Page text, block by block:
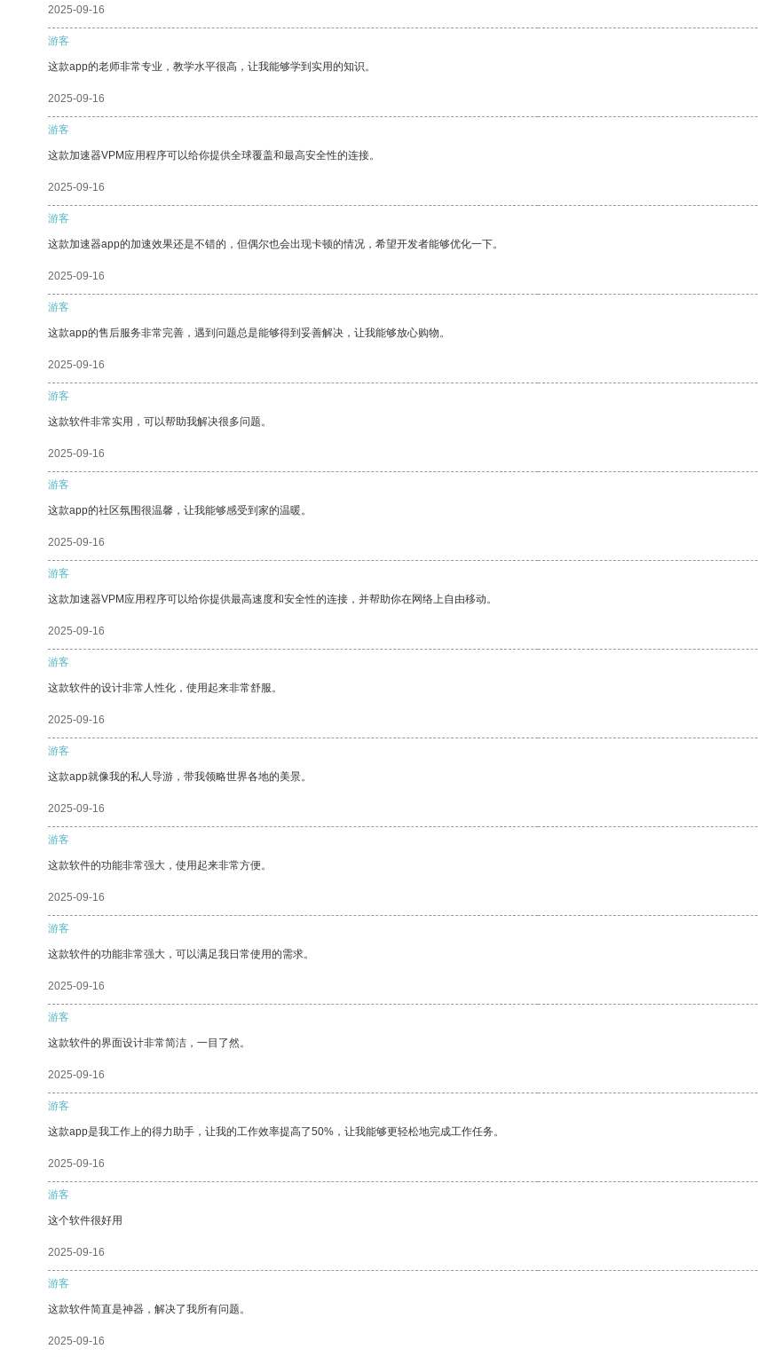
2025-09-16
游客
这款app的老师非常专业，教学水平很高，让我能够学到实用的知识。
2025-09-16
游客
这款加速器VPM应用程序可以给你提供全球覆盖和最高安全性的连接。
2025-09-16
游客
这款加速器app的加速效果还是不错的，但偶尔也会出现卡顿的情况，希望开发者能够优化一下。
2025-09-16
游客
这款app的售后服务非常完善，遇到问题总是能够得到妥善解决，让我能够放心购物。
2025-09-16
游客
这款软件非常实用，可以帮助我解决很多问题。
2025-09-16
游客
这款app的社区氛围很温馨，让我能够感受到家的温暖。
2025-09-16
游客
这款加速器VPM应用程序可以给你提供最高速度和安全性的连接，并帮助你在网络上自由移动。
2025-09-16
游客
这款软件的设计非常人性化，使用起来非常舒服。
2025-09-16
游客
这款app就像我的私人导游，带我领略世界各地的美景。
2025-09-16
游客
这款软件的功能非常强大，使用起来非常方便。
2025-09-16
游客
这款软件的功能非常强大，可以满足我日常使用的需求。
2025-09-16
游客
这款软件的界面设计非常简洁，一目了然。
2025-09-16
游客
这款app是我工作上的得力助手，让我的工作效率提高了50%，让我能够更轻松地完成工作任务。
2025-09-16
游客
这个软件很好用
2025-09-16
游客
这款软件简直是神器，解决了我所有问题。
2025-09-16